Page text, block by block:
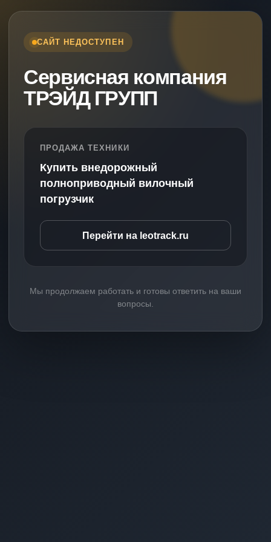
САЙТ НЕДОСТУПЕН
Сервисная компания
ТРЭЙД ГРУПП
ПРОДАЖА ТЕХНИКИ
Купить внедорожный
полноприводный вилочный
погрузчик
Перейти на leotrack.ru
Мы продолжаем работать и готовы ответить на ваши
вопросы.